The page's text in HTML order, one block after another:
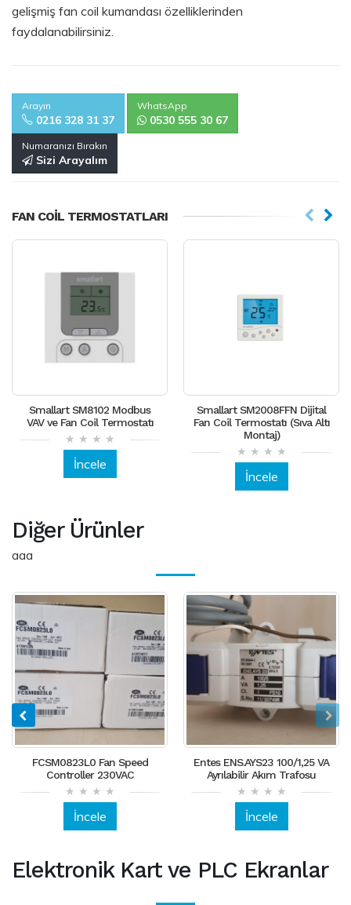
gelişmiş fan coil kumandası özelliklerinden
faydalanabilirsiniz.
Arayın
0216 328 31 37
WhatsApp
0530 555 30 67
Numaranızı Bırakın
Sizi Arayalım
FAN COIL TERMOSTATLARI
Smallart SM8102 Modbus
VAV ve Fan Coil Termostatı
İncele
Smallart SM2008FFN Dijital
Fan Coil Termostatı (Sıva Altı
Montaj)
İncele
Diğer Ürünler
aaa
FCSM0823L0 Fan Speed
Controller 230VAC
İncele
Entes ENS.AYS23 100/1,25 VA
Ayrılabilir Akım Trafosu
İncele
Elektronik Kart ve PLC Ekranlar